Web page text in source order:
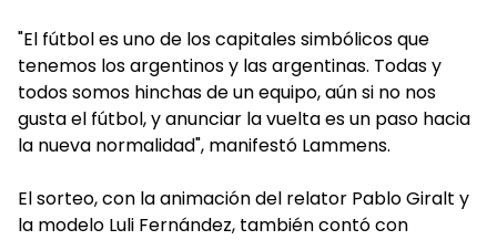
"El fútbol es uno de los capitales simbólicos que
tenemos los argentinos y las argentinas. Todas y
todos somos hinchas de un equipo, aún si no nos
gusta el fútbol, y anunciar la vuelta es un paso hacia
la nueva normalidad", manifestó Lammens.
El sorteo, con la animación del relator Pablo Giralt y
la modelo Luli Fernández, también contó con